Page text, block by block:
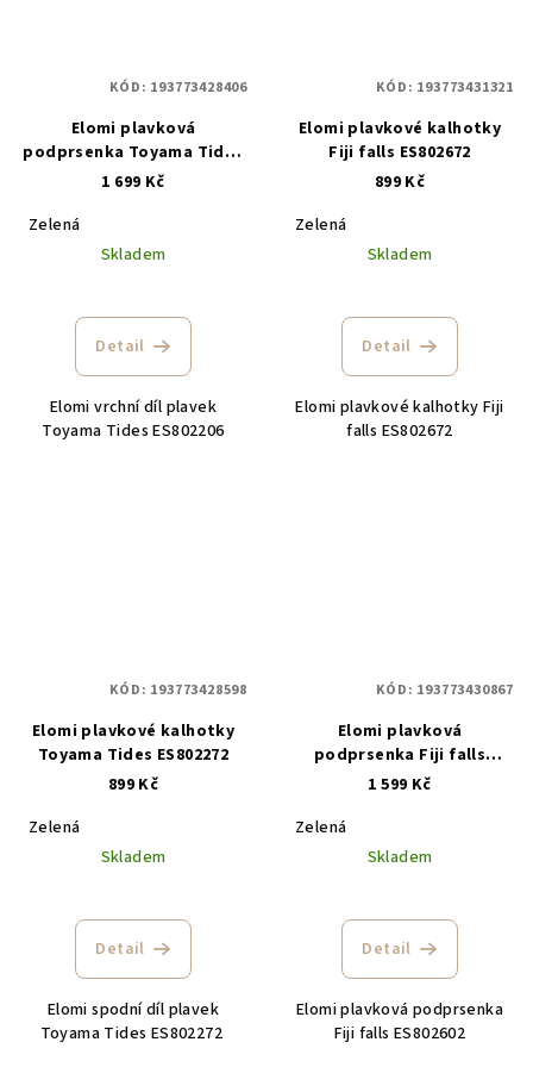
Elomi plavková
podprsenka Toyama Tides
ES802206
1 699 Kč
Zelená
Skladem
Detail
Elomi vrchní díl plavek
Toyama Tides ES802206
KÓD: 193773428406
Elomi plavkové kalhotky
Fiji falls ES802672
899 Kč
Zelená
Skladem
Detail
Elomi plavkové kalhotky Fiji
falls ES802672
KÓD: 193773431321
Elomi plavkové kalhotky
Toyama Tides ES802272
899 Kč
Zelená
Skladem
Detail
Elomi spodní díl plavek
Toyama Tides ES802272
KÓD: 193773428598
Elomi plavková
podprsenka Fiji falls
ES802602
1 599 Kč
Zelená
Skladem
Detail
Elomi plavková podprsenka
Fiji falls ES802602
KÓD: 193773430867